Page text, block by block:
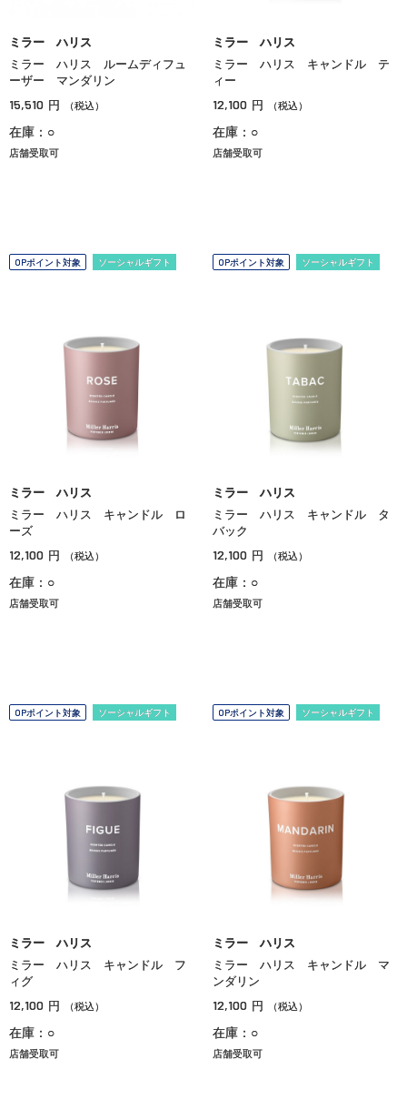
ミラー ハリス
ミラー ハリス ルームディフュ
ーザー マンダリン
15,510 円 （税込）
在庫：○
店舗受取可
ミラー ハリス
ミラー ハリス キャンドル テ
ィー
12,100 円 （税込）
在庫：○
店舗受取可
OPポイント対象 ソーシャルギフト
ミラー ハリス
ミラー ハリス キャンドル ロ
ーズ
12,100 円 （税込）
在庫：○
店舗受取可
OPポイント対象 ソーシャルギフト
ミラー ハリス
ミラー ハリス キャンドル タ
バック
12,100 円 （税込）
在庫：○
店舗受取可
OPポイント対象 ソーシャルギフト
ミラー ハリス
ミラー ハリス キャンドル フ
ィグ
12,100 円 （税込）
在庫：○
店舗受取可
OPポイント対象 ソーシャルギフト
ミラー ハリス
ミラー ハリス キャンドル マ
ンダリン
12,100 円 （税込）
在庫：○
店舗受取可